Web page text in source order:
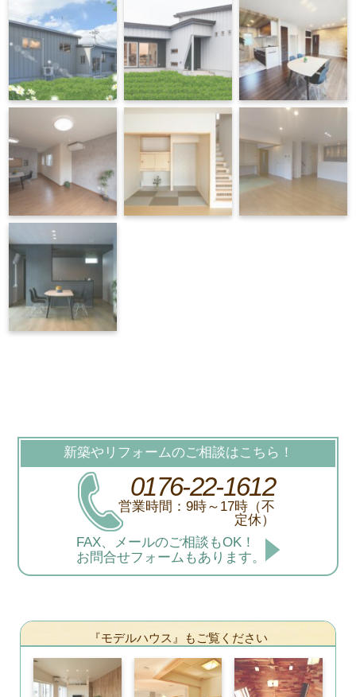
新築やリフォームのご相談はこちら！
0176-22-1612
営業時間：9時～17時（不
定休）
FAX、メールのご相談もOK！
お問合せフォームもあります。
『モデルハウス』もご覧ください